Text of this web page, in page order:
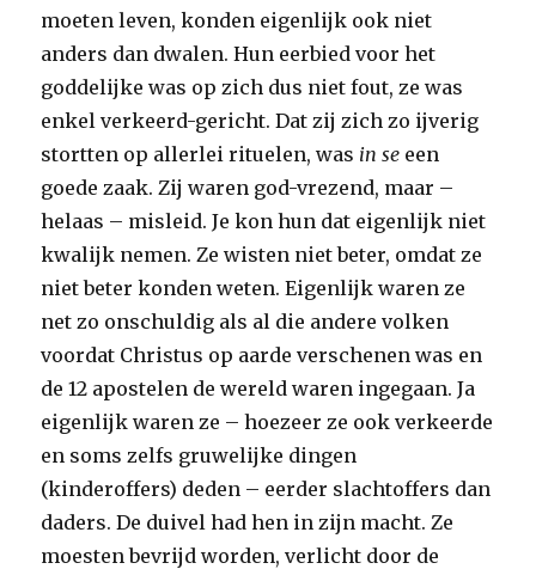
moeten leven, konden eigenlijk ook niet
anders dan dwalen. Hun eerbied voor het
goddelijke was op zich dus niet fout, ze was
enkel verkeerd-gericht. Dat zij zich zo ijverig
stortten op allerlei rituelen, was in se een
goede zaak. Zij waren god-vrezend, maar –
helaas – misleid. Je kon hun dat eigenlijk niet
kwalijk nemen. Ze wisten niet beter, omdat ze
niet beter konden weten. Eigenlijk waren ze
net zo onschuldig als al die andere volken
voordat Christus op aarde verschenen was en
de 12 apostelen de wereld waren ingegaan. Ja
eigenlijk waren ze – hoezeer ze ook verkeerde
en soms zelfs gruwelijke dingen
(kinderoffers) deden – eerder slachtoffers dan
daders. De duivel had hen in zijn macht. Ze
moesten bevrijd worden, verlicht door de